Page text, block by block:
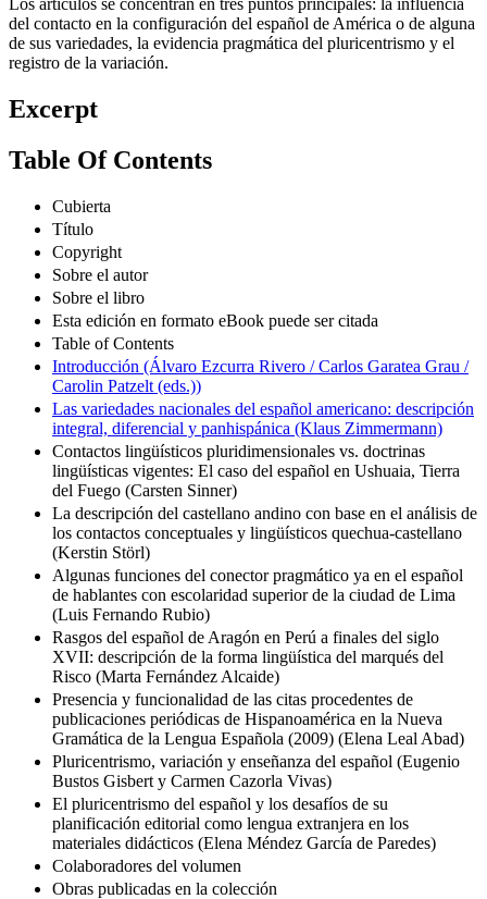
Los artículos se concentran en tres puntos principales: la influencia
del contacto en la configuración del español de América o de alguna
de sus variedades, la evidencia pragmática del pluricentrismo y el
registro de la variación.
Excerpt
Table Of Contents
Cubierta
Título
Copyright
Sobre el autor
Sobre el libro
Esta edición en formato eBook puede ser citada
Table of Contents
Introducción (Álvaro Ezcurra Rivero / Carlos Garatea Grau /
Carolin Patzelt (eds.))
Las variedades nacionales del español americano: descripción
integral, diferencial y panhispánica (Klaus Zimmermann)
Contactos lingüísticos pluridimensionales vs. doctrinas
lingüísticas vigentes: El caso del español en Ushuaia, Tierra
del Fuego (Carsten Sinner)
La descripción del castellano andino con base en el análisis de
los contactos conceptuales y lingüísticos quechua-castellano
(Kerstin Störl)
Algunas funciones del conector pragmático ya en el español
de hablantes con escolaridad superior de la ciudad de Lima
(Luis Fernando Rubio)
Rasgos del español de Aragón en Perú a finales del siglo
XVII: descripción de la forma lingüística del marqués del
Risco (Marta Fernández Alcaide)
Presencia y funcionalidad de las citas procedentes de
publicaciones periódicas de Hispanoamérica en la Nueva
Gramática de la Lengua Española (2009) (Elena Leal Abad)
Pluricentrismo, variación y enseñanza del español (Eugenio
Bustos Gisbert y Carmen Cazorla Vivas)
El pluricentrismo del español y los desafíos de su
planificación editorial como lengua extranjera en los
materiales didácticos (Elena Méndez García de Paredes)
Colaboradores del volumen
Obras publicadas en la colección